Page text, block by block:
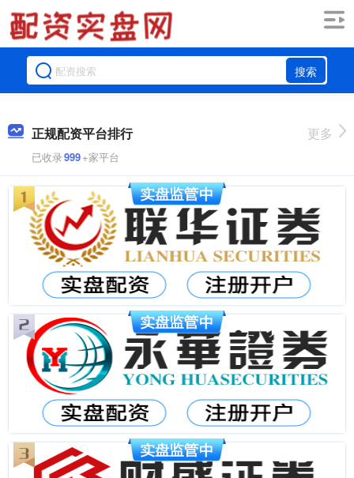
搜索
正规配资平台排行
已收录999+家平台
更多